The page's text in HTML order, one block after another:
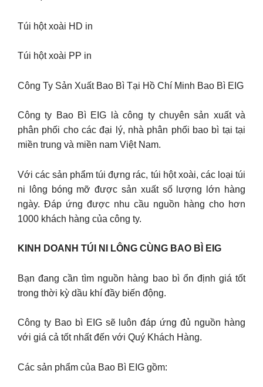
Túi hột xoài HD in
Túi hột xoài PP in
Công Ty Sản Xuất Bao Bì Tại Hồ Chí Minh Bao Bì EIG
Công ty Bao Bì EIG là công ty chuyên sản xuất và
phân phối cho các đại lý, nhà phân phối bao bì tại tại
miền trung và miền nam Việt Nam.
Với các sản phẩm túi đựng rác, túi hột xoài, các loại túi
ni lông bóng mỡ được sản xuất số lượng lớn hàng
ngày. Đáp ứng được nhu cầu nguồn hàng cho hơn
1000 khách hàng của công ty.
KINH DOANH TÚI NI LÔNG CÙNG BAO BÌ EIG
Bạn đang cần tìm nguồn hàng bao bì ổn định giá tốt
trong thời kỳ dầu khí đầy biến động.
Công ty Bao bì EIG sẽ luôn đáp ứng đủ nguồn hàng
với giá cả tốt nhất đến với Quý Khách Hàng.
Các sản phẩm của Bao Bì EIG gồm: